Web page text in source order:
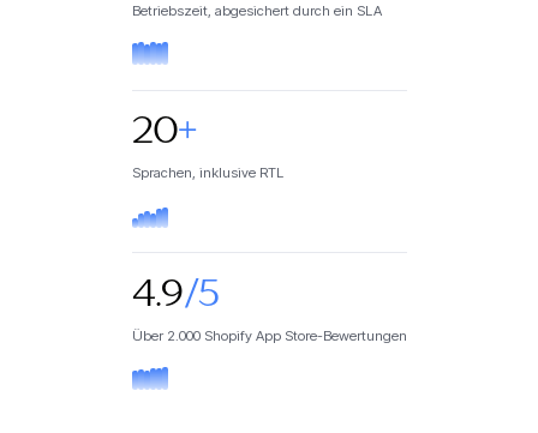
Betriebszeit, abgesichert durch ein SLA
20+
Sprachen, inklusive RTL
4.9/5
Über 2.000 Shopify App Store-Bewertungen